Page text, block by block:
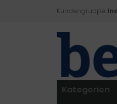
Kundengruppe:
Kategorien